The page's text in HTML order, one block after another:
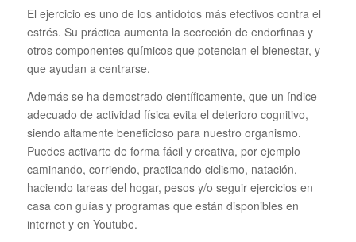
El ejercicio es uno de los antídotos más efectivos contra el
estrés. Su práctica aumenta la secreción de endorfinas y
otros componentes químicos que potencian el bienestar, y
que ayudan a centrarse.
Además se ha demostrado científicamente, que un índice
adecuado de actividad física evita el deterioro cognitivo,
siendo altamente beneficioso para nuestro organismo.
Puedes activarte de forma fácil y creativa, por ejemplo
caminando, corriendo, practicando ciclismo, natación,
haciendo tareas del hogar, pesos y/o seguir ejercicios en
casa con guías y programas que están disponibles en
internet y en Youtube.